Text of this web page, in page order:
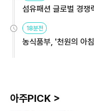
섬유패션 글로벌 경
원
18분전
농식품부, '천원의 아
아주PICK >